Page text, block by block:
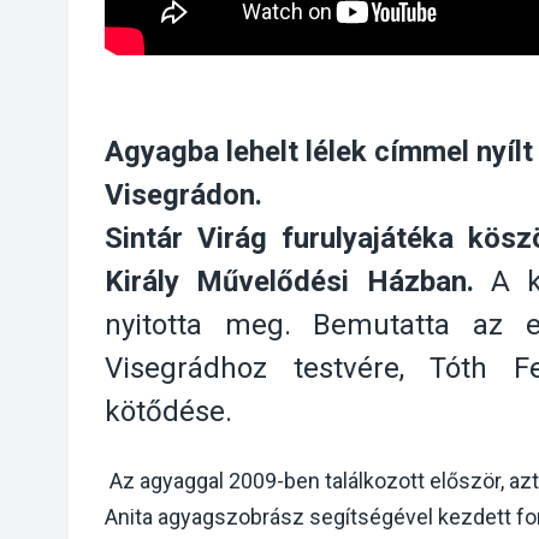
Agyagba lehelt lélek címmel
Visegrádon.
Sintár Virág furulyajátéka
Király Művelődési Házban. A
nyitotta meg. Bemutatta az
Visegrádhoz testvére, Tóth
kötődése.
Az agyaggal 2009-ben találkozott először,
Anita agyagszobrász segítségével kezdett